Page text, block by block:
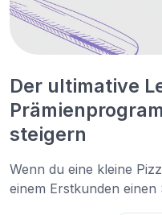
Der ultimative
steigern
Wenn du eine kleine
einem Erstkunden einen